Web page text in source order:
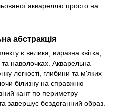
аквареллю просто на
абстракція
є велика, виразна квітка,
та наволочках. Акварельна
легкості, глибини та м'яких
білизну на справжню
кант по периметру
завершує бездоганний образ.